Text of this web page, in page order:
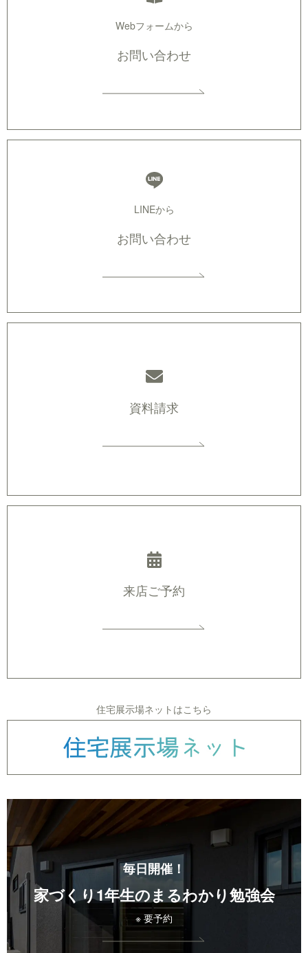
Webフォームから
お問い合わせ
LINEから
お問い合わせ
資料請求
来店ご予約
住宅展示場ネットはこちら
毎日開催！
家づくり1年生のまるわかり勉強会
※ 要予約